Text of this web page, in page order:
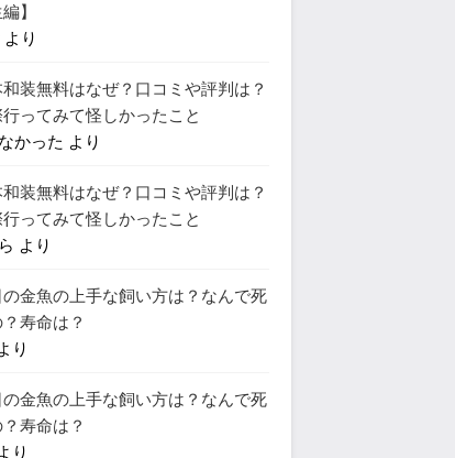
】
より
和装無料はなぜ？口コミや評判は？
ってみて怪しかったこと
かった より
和装無料はなぜ？口コミや評判は？
ってみて怪しかったこと
より
金魚の上手な飼い方は？なんで死
寿命は？
り
金魚の上手な飼い方は？なんで死
寿命は？
り